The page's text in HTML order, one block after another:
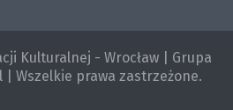
Kulturalnej - Wrocław | Grupa
| Wszelkie prawa zastrzeżone.